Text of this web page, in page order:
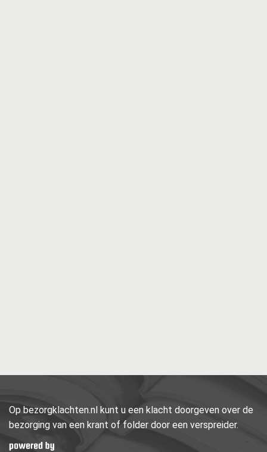
Op bezorgklachten.nl kunt u een klacht doorgeven over de
bezorging van een krant of folder door een verspreider.